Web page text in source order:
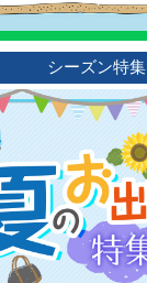
シーズン特集